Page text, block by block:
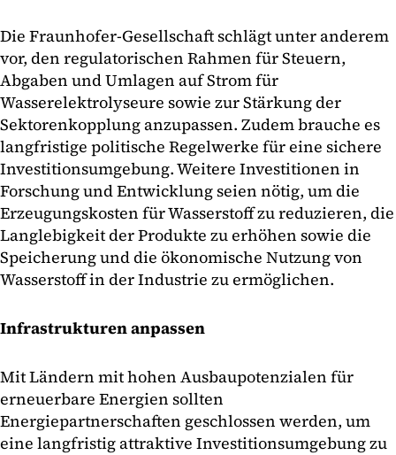
Die Fraunhofer-Gesellschaft schlägt unter anderem
vor, den regulatorischen Rahmen für Steuern,
Abgaben und Umlagen auf Strom für
Wasserelektrolyseure sowie zur Stärkung der
Sektorenkopplung anzupassen. Zudem brauche es
langfristige politische Regelwerke für eine sichere
Investitionsumgebung. Weitere Investitionen in
Forschung und Entwicklung seien nötig, um die
Erzeugungskosten für Wasserstoff zu reduzieren, die
Langlebigkeit der Produkte zu erhöhen sowie die
Speicherung und die ökonomische Nutzung von
Wasserstoff in der Industrie zu ermöglichen.
Infrastrukturen anpassen
Mit Ländern mit hohen Ausbaupotenzialen für
erneuerbare Energien sollten
Energiepartnerschaften geschlossen werden, um
eine langfristig attraktive Investitionsumgebung zu